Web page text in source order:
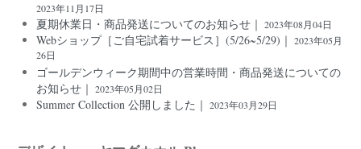
2023年11月17日
夏期休業日・商品発送についてのお知らせ｜ 2023年08月04日
Webショップ［ご自宅試着サービス］(5/26~5/29)｜ 2023年05月
26日
ゴールデンウィーク期間中の営業時間・商品発送についての
お知らせ｜ 2023年05月02日
Summer Collection 公開しました｜ 2023年03月29日